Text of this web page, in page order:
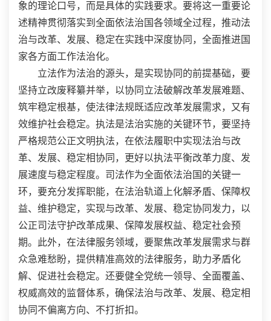
象的理论口号，而是具体的实践要求。要将这一重要论
述精神贯彻落实到全面依法治国各领域全过程，推动法
治与改革、发展、稳定在实践中深度协同，全面推进国
家各方面工作法治化。
立法作为法治的源头，是实现协同的前提基础，要
坚持立改废释纂并举，以协同立法破解改革发展难题、
筑牢稳定根基，使法律法规既适应改革发展需求，又有
效维护社会稳定。执法是法治实施的关键环节，要坚持
严格规范公正文明执法，在依法履职中实现法治与改
革、发展、稳定相协同，更好以执法平衡改革力度、发
展速度与稳定程度。司法作为全面依法治国的关键一
环，要充分发挥职能，在法治轨道上化解矛盾、保障权
益、维护稳定，实现与改革、发展、稳定协同发力，以
公正司法守护改革成果、保障发展权益、稳定社会预
期。此外，在法律服务领域，要聚焦改革发展需求与群
众急难愁盼，提供精准高效的法律服务，助力矛盾化
解、促进社会稳定。还要健全党统一领导、全面覆盖、
权威高效的监督体系，确保法治与改革、发展、稳定相
协同不偏离方向、不打折扣。